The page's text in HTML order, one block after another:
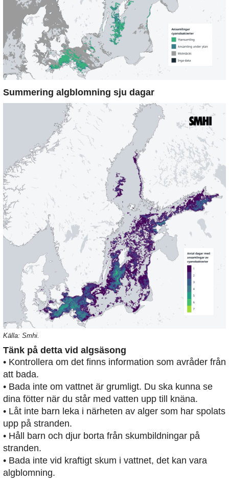
Summering algblomning sju dagar
Källa: Smhi.
Tänk på detta vid algsäsong
• Kontrollera om det finns information som avråder från
att bada.
• Bada inte om vattnet är grumligt. Du ska kunna se
dina fötter när du står med vatten upp till knäna.
• Låt inte barn leka i närheten av alger som har spolats
upp på stranden.
• Håll barn och djur borta från skumbildningar på
stranden.
• Bada inte vid kraftigt skum i vattnet, det kan vara
algblomning.